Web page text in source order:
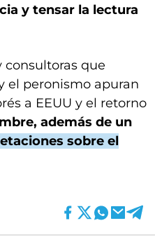
y tensar la lectura
consultoras que
el peronismo apuran
a EEUU y el retorno
además de un
sobre el